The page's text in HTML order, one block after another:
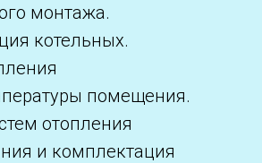
монтажа.
котельных.
помещения.
отопления
и комплектация